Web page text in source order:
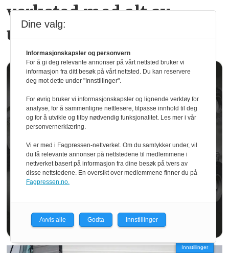
verksted med alt av
utstyr
Innstillinger
Dine valg:
Informasjonskapsler og personvern
For å gi deg relevante annonser på vårt nettsted bruker vi
informasjon fra ditt besøk på vårt nettsted. Du kan reservere
deg mot dette under "Innstillinger".
For øvrig bruker vi informasjonskapsler og lignende verktøy for
analyse, for å sammenligne nettlesere, tilpasse innhold til deg
og for å utvikle og tilby nødvendig funksjonalitet. Les mer i vår
personvernerklæring.
Vi er med i Fagpressen-nettverket. Om du samtykker under, vil
du få relevante annonser på nettstedene til medlemmene i
nettverket basert på informasjon fra dine besøk på tvers av
disse nettstedene. En oversikt over medlemmene finner du på
Fagpressen.no.
Avvis alle Godta Innstillinger